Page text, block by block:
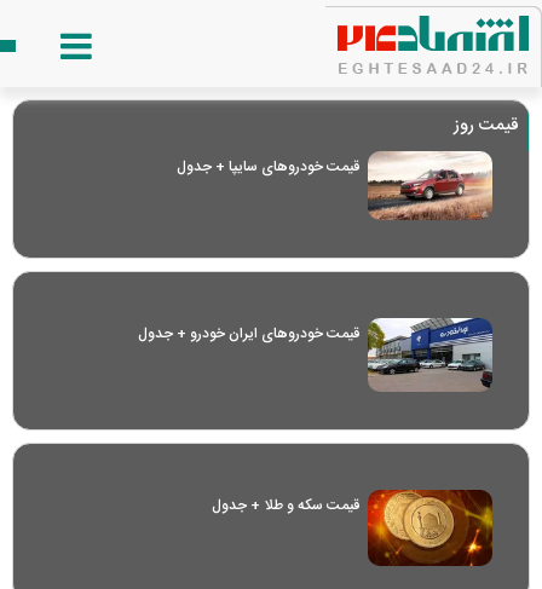
قیمت روز
قیمت خودرو‌های سایپا + جدول
قیمت خودرو‌های ایران خودرو + جدول
قیمت سکه و طلا + جدول